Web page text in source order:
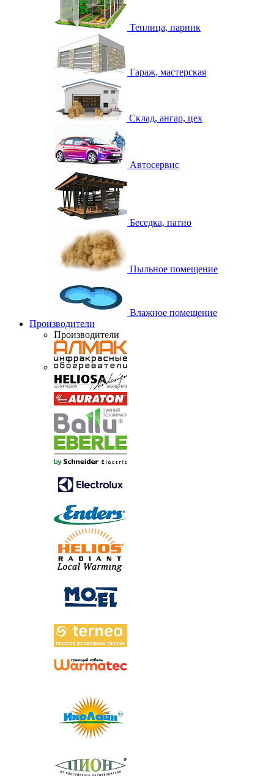
Теплица, парник
Гараж, мастерская
Склад, ангар, цех
Автосервис
Беседка, патио
Пыльное помещение
Влажное помещение
Производители
Производители